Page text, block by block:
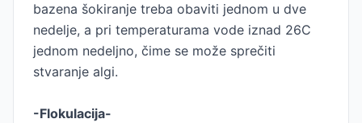
bazena šokiranje treba obaviti jednom u dve
nedelje, a pri temperaturama vode iznad 26C
jednom nedeljno, čime se može sprečiti
stvaranje algi.
-Flokulacija-